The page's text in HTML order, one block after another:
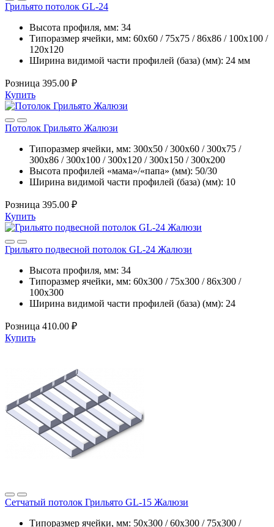
Грильято потолок GL-24
Высота профиля, мм: 34
Типоразмер ячейки, мм: 60х60 / 75х75 / 86х86 / 100х100 /
120х120
Ширина видимой части профилей (база) (мм): 24 мм
Розница 395.00 ₽
Купить
Потолок Грильято Жалюзи
Типоразмер ячейки, мм: 300х50 / 300х60 / 300х75 /
300х86 / 300х100 / 300х120 / 300х150 / 300х200
Высота профилей «мама»/«папа» (мм): 50/30
Ширина видимой части профилей (база) (мм): 10
Розница 395.00 ₽
Купить
Грильято подвесной потолок GL-24 Жалюзи
Высота профиля, мм: 34
Типоразмер ячейки, мм: 60х300 / 75х300 / 86х300 /
100х300
Ширина видимой части профилей (база) (мм): 24
Розница 410.00 ₽
Купить
Сетчатый потолок Грильято GL-15 Жалюзи
Типоразмер ячейки, мм: 50х300 / 60х300 / 75х300 /